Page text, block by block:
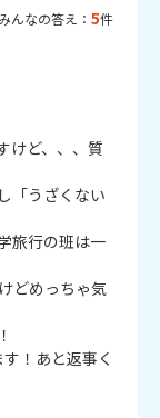
みんなの答え： 5件
けど、、、質
「うざくない
旅行の班は一
どめっちゃ気
！あと返事く